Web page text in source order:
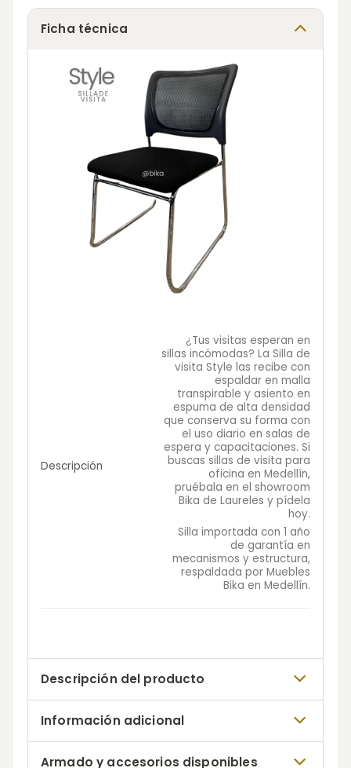
Ficha técnica
Descripción
¿Tus visitas esperan en
sillas incómodas? La Silla de
visita Style las recibe con
espaldar en malla
transpirable y asiento en
espuma de alta densidad
que conserva su forma con
el uso diario en salas de
espera y capacitaciones. Si
buscas sillas de visita para
oficina en Medellín,
pruébala en el showroom
Bika de Laureles y pídela
hoy.
Silla importada con 1 año
de garantía en
mecanismos y estructura,
respaldada por Muebles
Bika en Medellín.
Descripción del producto
Información adicional
Armado y accesorios disponibles